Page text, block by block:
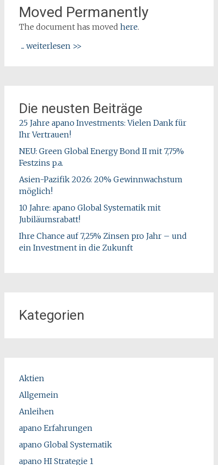
Moved Permanently
The document has moved here.
... weiterlesen >>
Die neusten Beiträge
25 Jahre apano Investments: Vielen Dank für
Ihr Vertrauen!
NEU: Green Global Energy Bond II mit 7,75%
Festzins p.a.
Asien-Pazifik 2026: 20% Gewinnwachstum
möglich!
10 Jahre: apano Global Systematik mit
Jubiläumsrabatt!
Ihre Chance auf 7,25% Zinsen pro Jahr – und
ein Investment in die Zukunft
Kategorien
Aktien
Allgemein
Anleihen
apano Erfahrungen
apano Global Systematik
apano HI Strategie 1